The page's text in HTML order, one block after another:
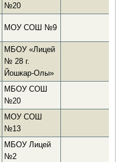
№20
МОУ СОШ №9
МБОУ «Лицей
№ 28 г.
Йошкар-Олы»
МБОУ СОШ
№20
МОУ СОШ
№13
МБОУ Лицей
№2